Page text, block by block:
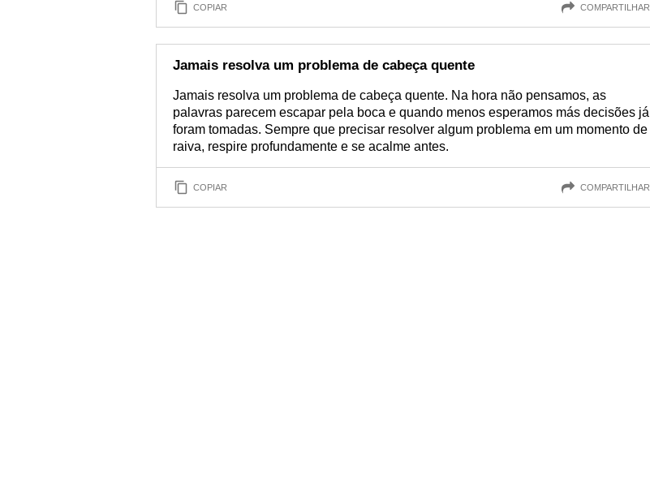
COPIAR COMPARTILHAR
Jamais resolva um problema de cabeça quente
Jamais resolva um problema de cabeça quente. Na hora não pensamos, as
palavras parecem escapar pela boca e quando menos esperamos más decisões já
foram tomadas. Sempre que precisar resolver algum problema em um momento de
raiva, respire profundamente e se acalme antes.
COPIAR COMPARTILHAR